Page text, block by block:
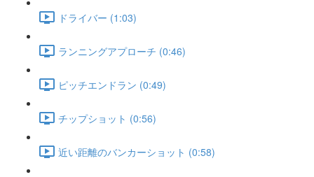
ドライバー (1:03)
ランニングアプローチ (0:46)
ピッチエンドラン (0:49)
チップショット (0:56)
近い距離のバンカーショット (0:58)